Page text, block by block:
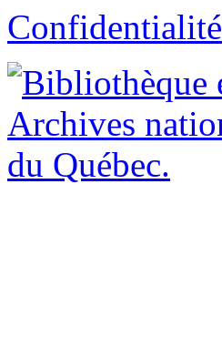
Confidentialité